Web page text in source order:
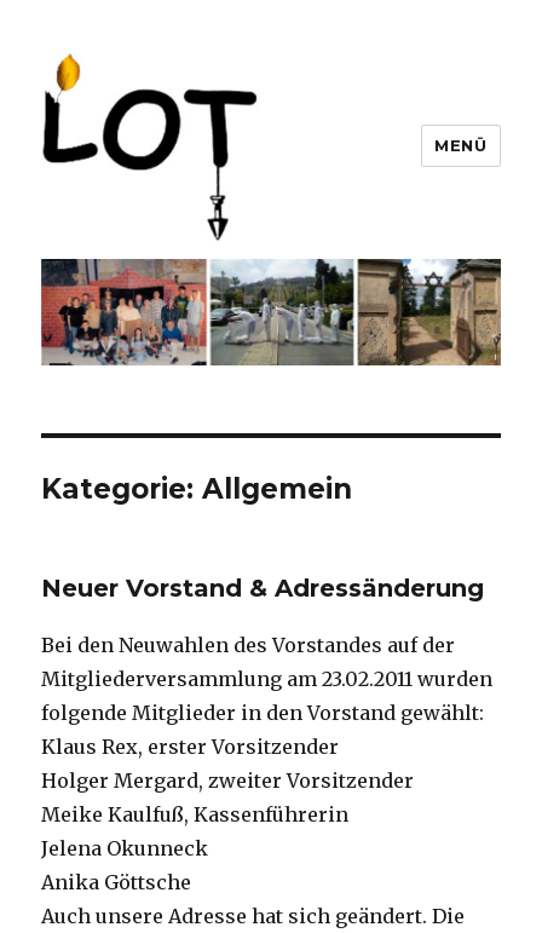
LOT e. V.
MENÜ
Kategorie:Allgemein
Neuer Vorstand & Adressänderung
Bei den Neuwahlen des Vorstandes auf der
Mitgliederversammlung am 23.02.2011 wurden
folgende Mitglieder in den Vorstand gewählt:
Klaus Rex, erster Vorsitzender
Holger Mergard, zweiter Vorsitzender
Meike Kaulfuß, Kassenführerin
Jelena Okunneck
Anika Göttsche
Auch unsere Adresse hat sich geändert. Die